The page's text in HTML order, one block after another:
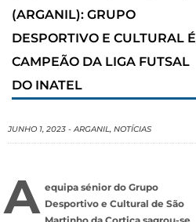
(ARGANIL): GRUPO
DESPORTIVO E CULTURAL É
CAMPEÃO DA LIGA FUTSAL
DO INATEL
JUNHO 1, 2023 -ARGANIL, NOTÍCIAS
A equipa sénior do Grupo
Desportivo e Cultural de São